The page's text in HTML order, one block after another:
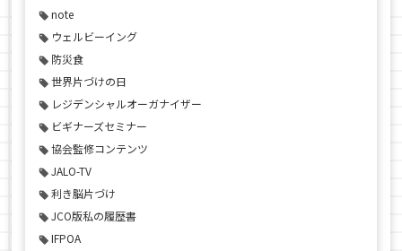
note
ウェルビーイング
防災食
世界片づけの日
レジデンシャルオーガナイザー
ビギナーズセミナー
協会監修コンテンツ
JALO-TV
利き脳片づけ
JCO版私の履歴書
IFPOA